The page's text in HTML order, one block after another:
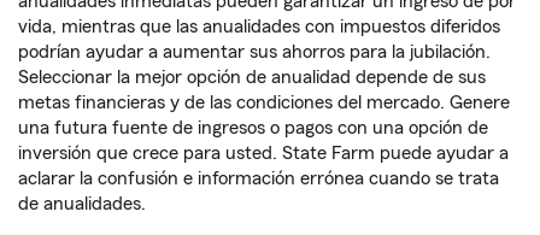
vida, mientras que las anualidades con impuestos diferidos
podrían ayudar a aumentar sus ahorros para la jubilación.
Seleccionar la mejor opción de anualidad depende de sus
metas financieras y de las condiciones del mercado. Genere
una futura fuente de ingresos o pagos con una opción de
inversión que crece para usted. State Farm puede ayudar a
aclarar la confusión e información errónea cuando se trata
de anualidades.